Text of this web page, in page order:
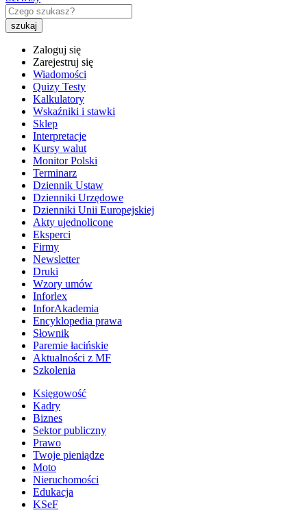
Zaloguj się
Zarejestruj się
Wiadomości
Quizy Testy
Kalkulatory
Wskaźniki i stawki
Sklep
Interpretacje
Kursy walut
Monitor Polski
Terminarz
Dziennik Ustaw
Dzienniki Urzędowe
Dzienniki Unii Europejskiej
Akty ujednolicone
Eksperci
Firmy
Newsletter
Druki
Wzory umów
Inforlex
InforAkademia
Encyklopedia prawa
Słownik
Paremie łacińskie
Aktualności z MF
Szkolenia
Księgowość
Kadry
Biznes
Sektor publiczny
Prawo
Twoje pieniądze
Moto
Nieruchomości
Edukacja
KSeF